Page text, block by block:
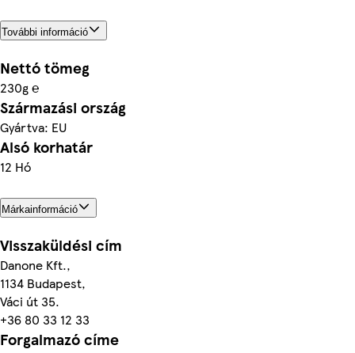
További információ
Nettó tömeg
230g ℮
Származási ország
Gyártva: EU
Alsó korhatár
12 Hó
Márkainformáció
Visszaküldési cím
Danone Kft.,
1134 Budapest,
Váci út 35.
+36 80 33 12 33
Forgalmazó címe